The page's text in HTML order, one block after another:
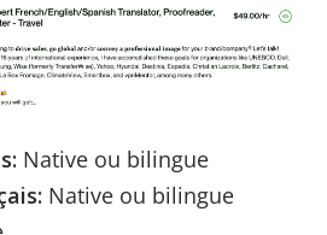
Native ou bilingue
Native ou bilingue